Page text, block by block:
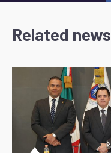
Related news